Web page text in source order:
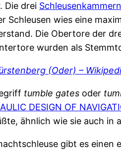
Die drei Schleusenkammern
Schleusen wies eine
Die Obertore der
wurden als
(Oder) –
tumble gates oder
DESIGN OF
ähnlich wie sie auch
gibt es einen